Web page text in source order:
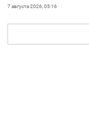
7 августа 2026, 05:16